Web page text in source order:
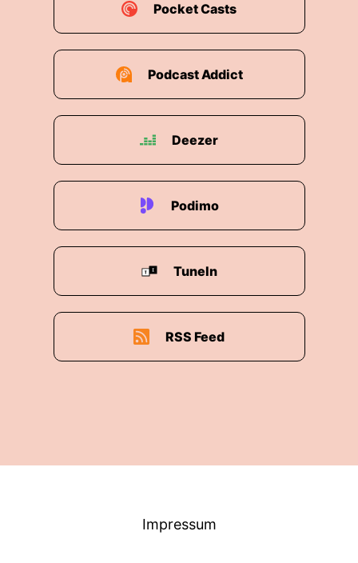
Pocket Casts
Podcast Addict
Deezer
Podimo
TuneIn
RSS Feed
Impressum